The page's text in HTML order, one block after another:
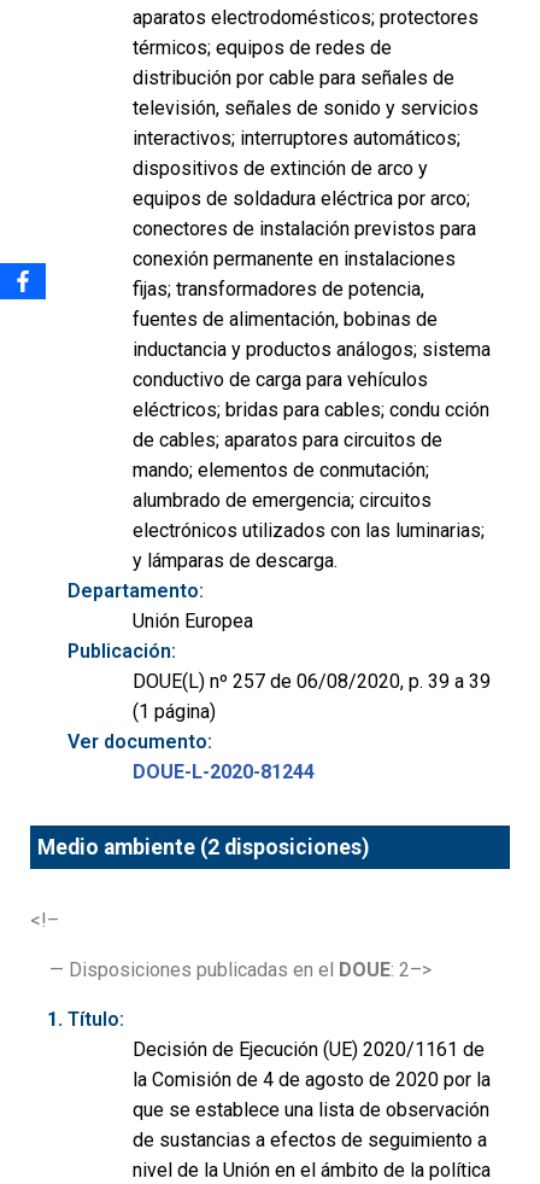
aparatos electrodomésticos; protectores
térmicos; equipos de redes de
distribución por cable para señales de
televisión, señales de sonido y servicios
interactivos; interruptores automáticos;
dispositivos de extinción de arco y
equipos de soldadura eléctrica por arco;
conectores de instalación previstos para
conexión permanente en instalaciones
fijas; transformadores de potencia,
fuentes de alimentación, bobinas de
inductancia y productos análogos; sistema
conductivo de carga para vehículos
eléctricos; bridas para cables; condu cción
de cables; aparatos para circuitos de
mando; elementos de conmutación;
alumbrado de emergencia; circuitos
electrónicos utilizados con las luminarias;
y lámparas de descarga.
Departamento:
Unión Europea
Publicación:
DOUE(L) nº 257 de 06/08/2020, p. 39 a 39
(1 página)
Ver documento:
DOUE-L-2020-81244
Medio ambiente (2 disposiciones)
<!–
— Disposiciones publicadas en el DOUE: 2–>
Título:
Decisión de Ejecución (UE) 2020/1161 de
la Comisión de 4 de agosto de 2020 por la
que se establece una lista de observación
de sustancias a efectos de seguimiento a
nivel de la Unión en el ámbito de la política